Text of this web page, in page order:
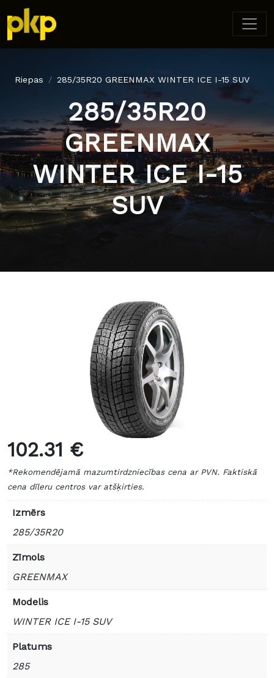
Riepas 285/35R20 GREENMAX WINTER ICE I-15 SUV
285/35R20
GREENMAX
WINTER ICE I-15
SUV
102.31 €
*Rekomendējamā mazumtirdzniecības cena ar PVN. Faktiskā
cena dīleru centros var atšķirties.
Izmērs
285/35R20
Zīmols
GREENMAX
Modelis
WINTER ICE I-15 SUV
Platums
285